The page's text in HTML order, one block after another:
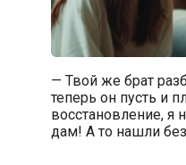
— Твой же брат
теперь он пусть и
восстановление, я
дам! А то нашли